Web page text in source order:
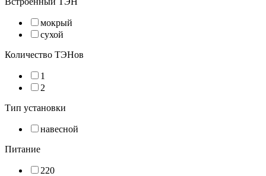
мокрый
сухой
Количество ТЭНов
1
2
Тип установки
навесной
Питание
220